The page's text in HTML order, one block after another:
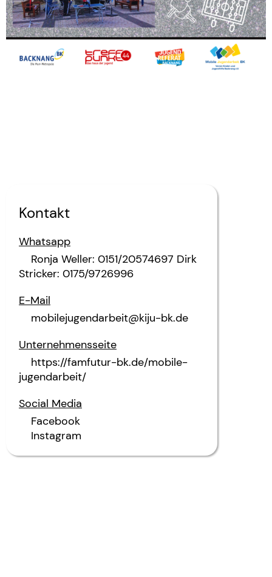
Kontakt
Whatsapp
Ronja Weller: 0151/20574697 Dirk
Stricker: 0175/9726996
E-Mail
mobilejugendarbeit@kiju-bk.de
Unternehmensseite
https://famfutur-bk.de/mobile-
jugendarbeit/
Social Media
Facebook
Instagram